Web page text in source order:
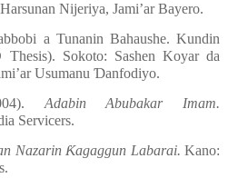
Nijeriya, Jami’ar Bayero.
a Tunanin Bahaushe. Kundin
Sokoto: Sashen Koyar da
Usumanu Ɗanfodiyo.
Adabin Abubakar Imam.
Servicers.
Nazarin Ƙagaggun Labarai. Kano: